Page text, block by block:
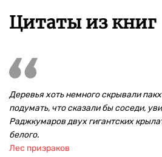
Цитаты из книг
Деревья хоть немного скрывали
подумать, что сказали бы соседи,
Раджкумаров двух гигантских
белого.
Лес призраков